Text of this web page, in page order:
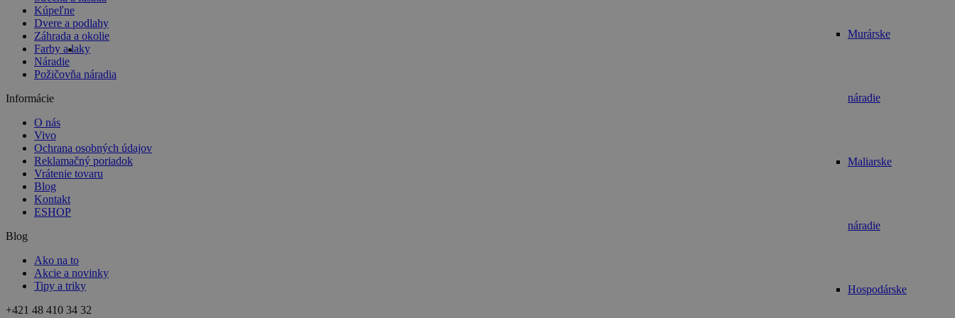
Murárske
náradie
Maliarske
náradie
Hospodárske
Kúpeľne
Dvere a podlahy
Záhrada a okolie
Farby a laky
Náradie
Požičovňa náradia
Informácie
O nás
Vivo
Ochrana osobných údajov
Reklamačný poriadok
Vrátenie tovaru
Blog
Kontakt
ESHOP
Blog
Ako na to
Akcie a novinky
Tipy a triky
+421 48 410 34 32